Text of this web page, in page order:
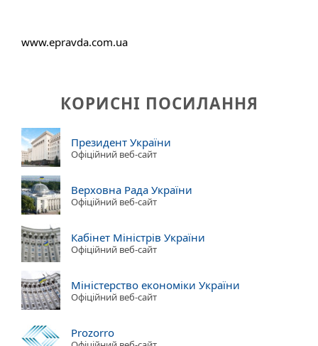
www.epravda.com.ua
КОРИСНІ ПОСИЛАННЯ
Президент України
Офіційний веб-сайт
Верховна Рада України
Офіційний веб-сайт
Кабінет Міністрів України
Офіційний веб-сайт
Міністерство економіки України
Офіційний веб-сайт
Prozorro